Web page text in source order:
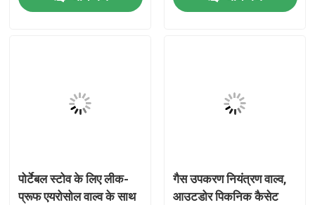
कारखाना भ्रमण
पोर्टेबल स्टोव के लिए लीक-
प्रूफ एयरोसोल वाल्व के साथ
गैस उपकरण नियंत्रण वाल्व,
आउटडोर पिकनिक कैसेट